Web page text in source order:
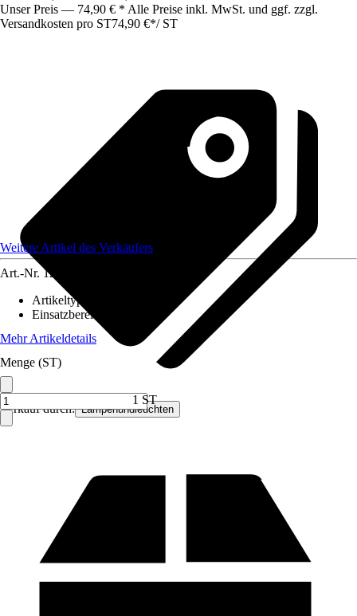
Unser Preis — 74,90 € * Alle Preise inkl. MwSt. und ggf. zzgl.
Versandkosten pro ST74,90 €*/ ST
Verkauf durch: Lampenundleuchten
Weitere Artikel des Verkäufers
Art.-Nr. 12173918
Artikeltyp
Einsatzbereich
Mehr Artikeldetails
Menge (ST)
1 ST